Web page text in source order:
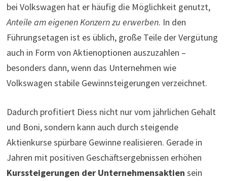
bei Volkswagen hat er häufig die Möglichkeit genutzt,
Anteile am eigenen Konzern zu erwerben. In den
Führungsetagen ist es üblich, große Teile der Vergütung
auch in Form von Aktienoptionen auszuzahlen –
besonders dann, wenn das Unternehmen wie
Volkswagen stabile Gewinnsteigerungen verzeichnet.
Dadurch profitiert Diess nicht nur vom jährlichen Gehalt
und Boni, sondern kann auch durch steigende
Aktienkurse spürbare Gewinne realisieren. Gerade in
Jahren mit positiven Geschäftsergebnissen erhöhen
Kurssteigerungen der Unternehmensaktien sein